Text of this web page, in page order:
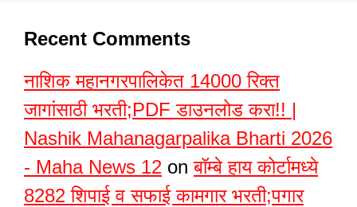
Recent Comments
नाशिक महानगरपालिकेत 14000 रिक्त
जागांसाठी भरती;PDF डाउनलोड करा!! |
Nashik Mahanagarpalika Bharti 2026
- Maha News 12 onबॉम्बे हाय कोर्टामध्ये
8282 शिपाई व सफाई कामगार भरती;पगार